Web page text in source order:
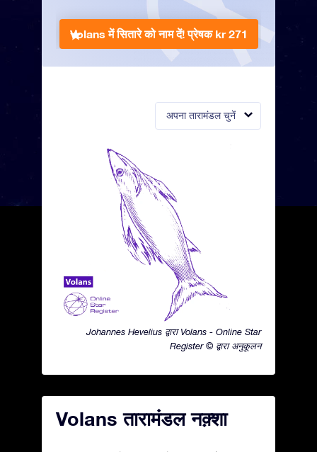
अपना तारामंडल चुनें
Johannes Hevelius द्वारा Volans - Online Star
Register © द्वारा अनुकूलन
Volans में सितारे को नाम दें!प्रेषक kr 271
Volans तारामंडल नक़्शा